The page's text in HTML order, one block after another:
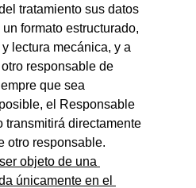
tratamiento sus datos
formato estructurado,
lectura mecánica, y a
responsable de
que sea
el Responsable
transmitirá directamente
otro responsable.
objeto de una
únicamente en el